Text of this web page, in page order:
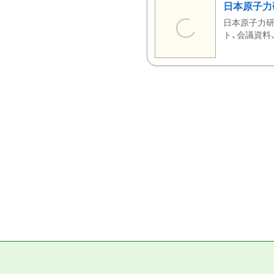
日本原子
日本原子力
ト、会議資